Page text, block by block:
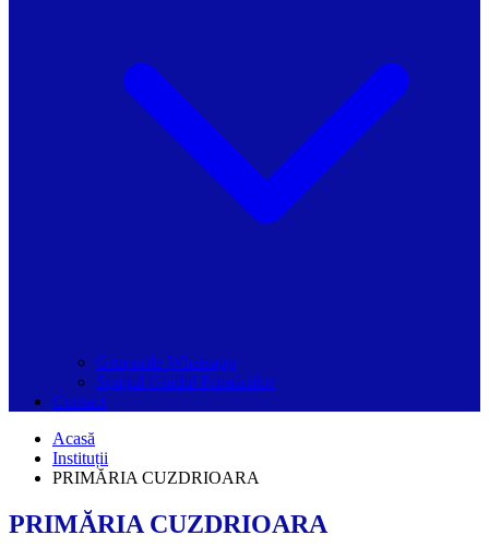
Grupurile Whatsapp
Spațiul Ghidul Primăriilor
Contact
Acasă
Instituții
PRIMĂRIA CUZDRIOARA
PRIMĂRIA CUZDRIOARA